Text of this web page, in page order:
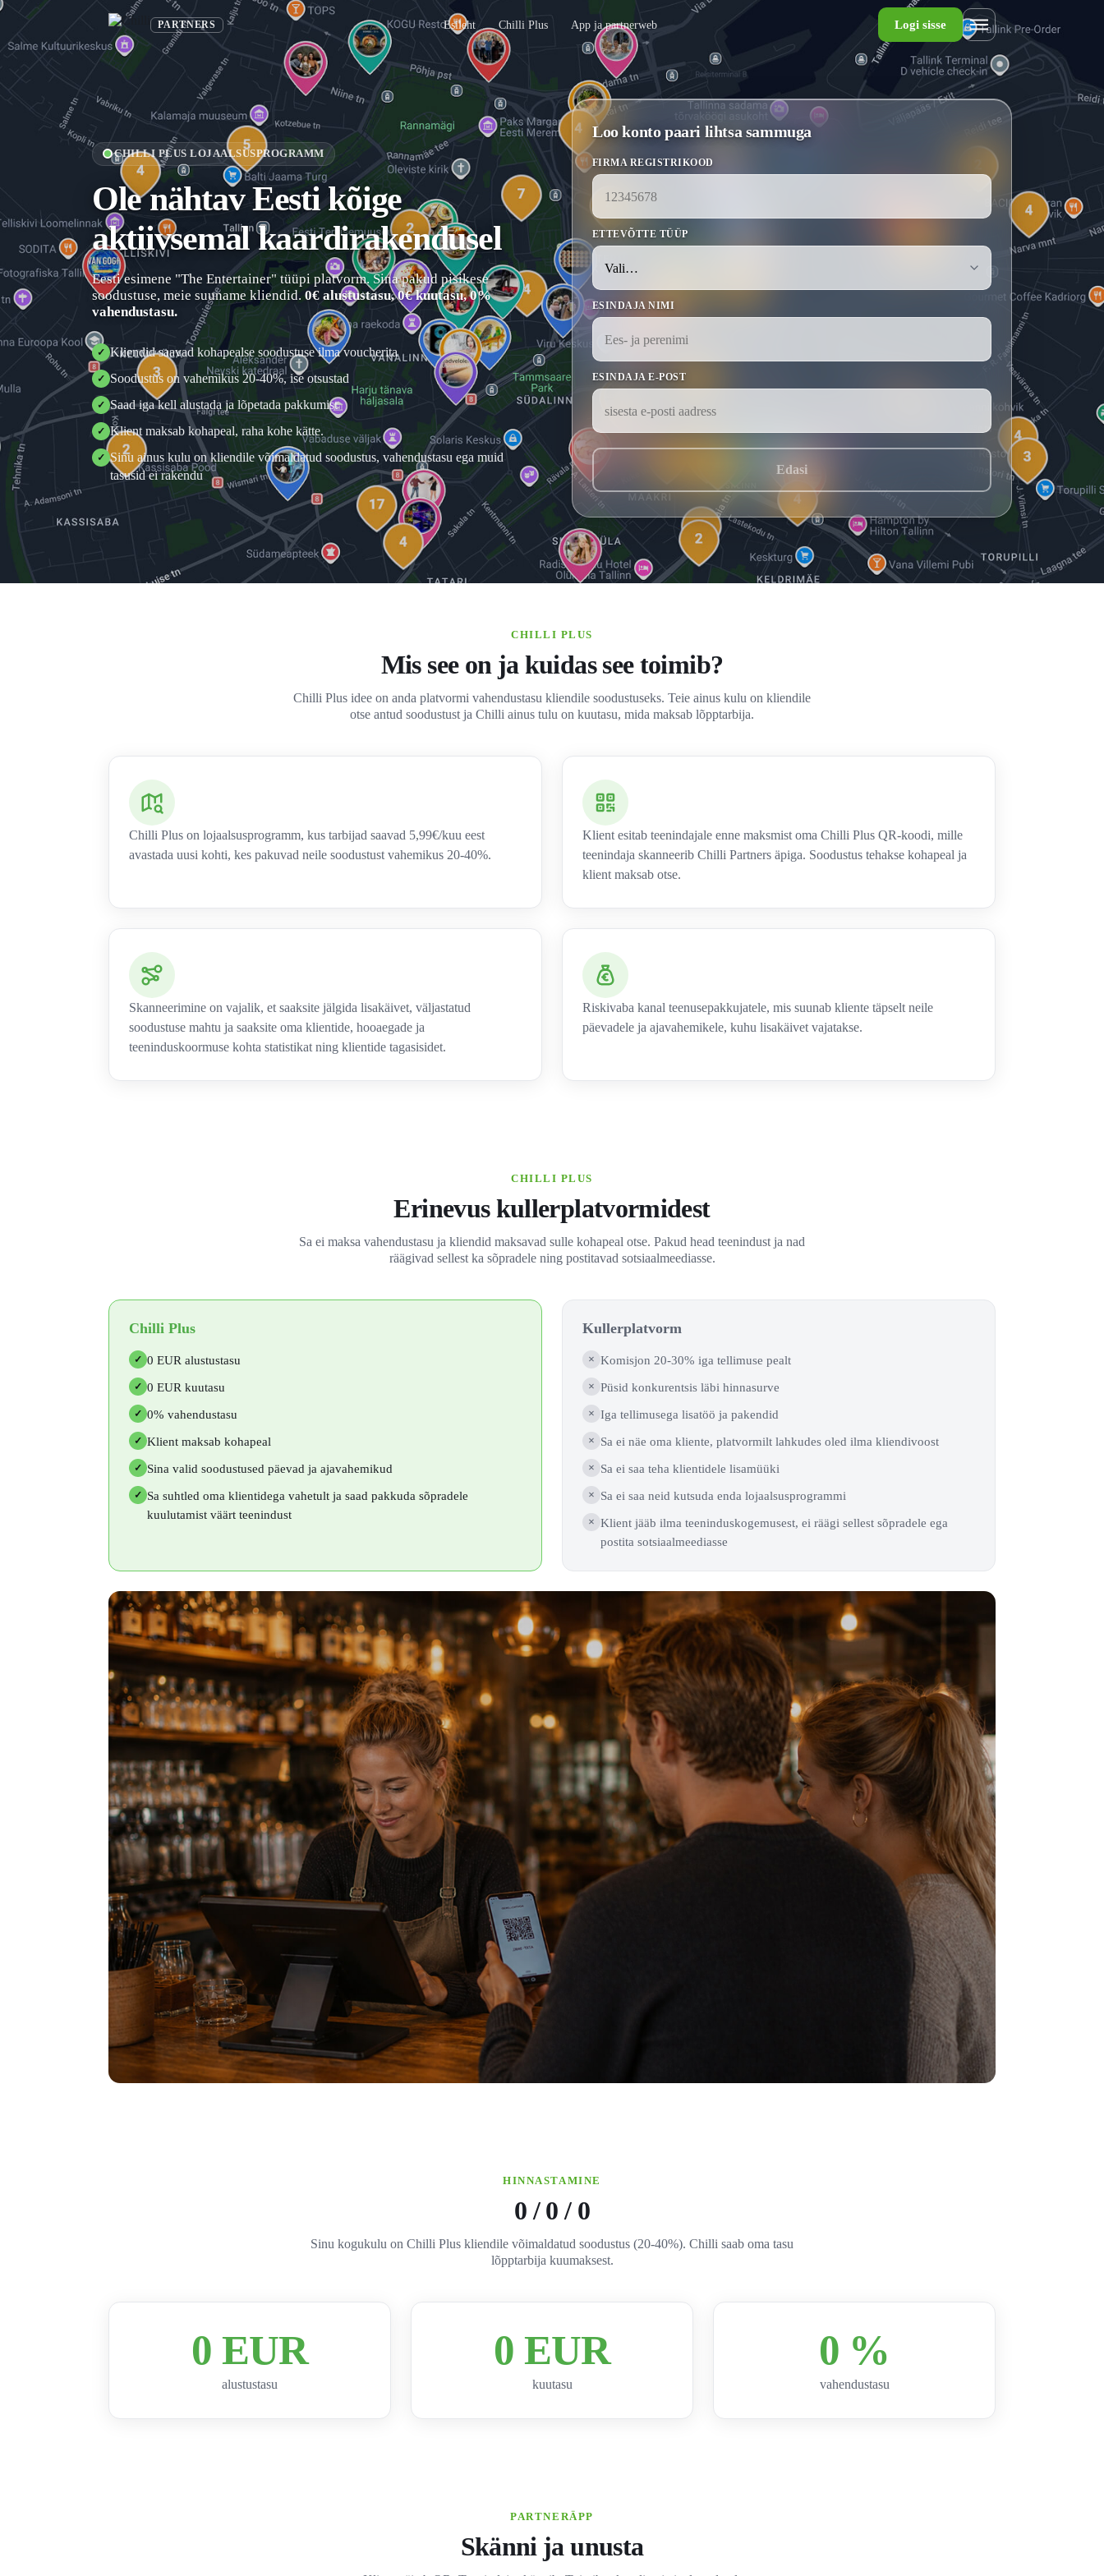
PARTNERS Esileht Chilli Plus App ja partnerweb Logi sisse
CHILLI PLUS LOJAALSUSPROGRAMM
Ole nähtav Eesti kõige
aktiivsemal kaardirakendusel
Eesti esimene "The Entertainer" tüüpi platvorm. Sina pakud pisikese
soodustuse, meie suuname kliendid. 0€ alustustasu, 0€ kuutasu, 0%
vahendustasu.
✓ Kliendid saavad kohapealse soodustuse ilma voucherita
✓ Soodustus on vahemikus 20-40%, ise otsustad
✓ Saad iga kell alustada ja lõpetada pakkumist
✓ Klient maksab kohapeal, raha kohe kätte.
✓ Sinu ainus kulu on kliendile võimaldatud soodustus, vahendustasu ega muid
tasusid ei rakendu
Loo konto paari lihtsa sammuga
FIRMA REGISTRIKOOD
ETTEVÕTTE TÜÜP
ESINDAJA NIMI
ESINDAJA E-POST
Edasi
CHILLI PLUS
Mis see on ja kuidas see toimib?
Chilli Plus idee on anda platvormi vahendustasu kliendile soodustuseks. Teie ainus kulu on kliendile
otse antud soodustust ja Chilli ainus tulu on kuutasu, mida maksab lõpptarbija.
Chilli Plus on lojaalsusprogramm, kus tarbijad saavad 5,99€/kuu eest
avastada uusi kohti, kes pakuvad neile soodustust vahemikus 20-40%.
Klient esitab teenindajale enne maksmist oma Chilli Plus QR-koodi, mille
teenindaja skanneerib Chilli Partners äpiga. Soodustus tehakse kohapeal ja
klient maksab otse.
Skanneerimine on vajalik, et saaksite jälgida lisakäivet, väljastatud
soodustuse mahtu ja saaksite oma klientide, hooaegade ja
teeninduskoormuse kohta statistikat ning klientide tagasisidet.
Riskivaba kanal teenusepakkujatele, mis suunab kliente täpselt neile
päevadele ja ajavahemikele, kuhu lisakäivet vajatakse.
CHILLI PLUS
Erinevus kullerplatvormidest
Sa ei maksa vahendustasu ja kliendid maksavad sulle kohapeal otse. Pakud head teenindust ja nad
räägivad sellest ka sõpradele ning postitavad sotsiaalmeediasse.
Chilli Plus
✓ 0 EUR alustustasu
✓ 0 EUR kuutasu
✓ 0% vahendustasu
✓ Klient maksab kohapeal
✓ Sina valid soodustused päevad ja ajavahemikud
✓ Sa suhtled oma klientidega vahetult ja saad pakkuda sõpradele
kuulutamist väärt teenindust
Kullerplatvorm
× Komisjon 20-30% iga tellimuse pealt
× Püsid konkurentsis läbi hinnasurve
× Iga tellimusega lisatöö ja pakendid
× Sa ei näe oma kliente, platvormilt lahkudes oled ilma kliendivoost
× Sa ei saa teha klientidele lisamüüki
× Sa ei saa neid kutsuda enda lojaalsusprogrammi
× Klient jääb ilma teeninduskogemusest, ei räägi sellest sõpradele ega
postita sotsiaalmeediasse
HINNASTAMINE
0 / 0 / 0
Sinu kogukulu on Chilli Plus kliendile võimaldatud soodustus (20-40%). Chilli saab oma tasu
lõpptarbija kuumaksest.
0 EUR
alustustasu
0 EUR
kuutasu
0 %
vahendustasu
PARTNERÄPP
Skänni ja unusta